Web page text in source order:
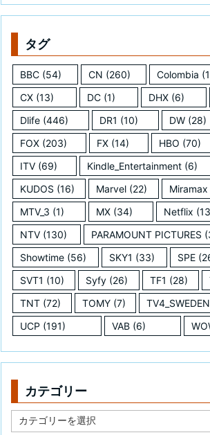
タグ
BBC (54) CN (260) Colombia
CX (13) DC(1) DHX(6)
Dlife (446) DR1 (10) DW (28)
FOX (203) FX(14) HBO (70)
ITV (69) Kindle_Entertainment (6)
KUDOS (16) Marvel (22) Miramax
MTV_3 (1) MX(34) Netflix
NTV (130) PARAMOUNT PICTURES
Showtime (56) SKY1 (33) SPE
SVT1 (10) Syfy (26) TF1 (28)
TNT (72) TOMY(7) TV4_SWEDEN
UCP (191) VAB(6)
カテゴリー
テ